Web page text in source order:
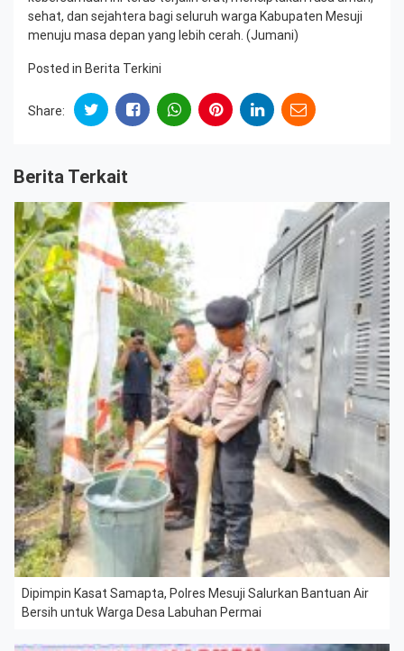
sehat, dan sejahtera bagi seluruh warga Kabupaten Mesuji
menuju masa depan yang lebih cerah. (Jumani)
Posted in Berita Terkini
Share:
Berita Terkait
Dipimpin Kasat Samapta, Polres Mesuji Salurkan Bantuan Air
Bersih untuk Warga Desa Labuhan Permai